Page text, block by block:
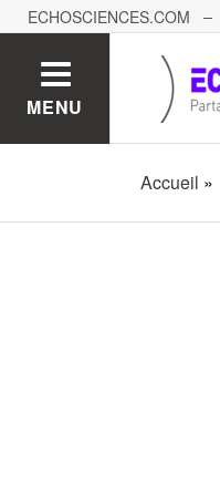
ECHOSCIENCES.COM
MENU
Accueil